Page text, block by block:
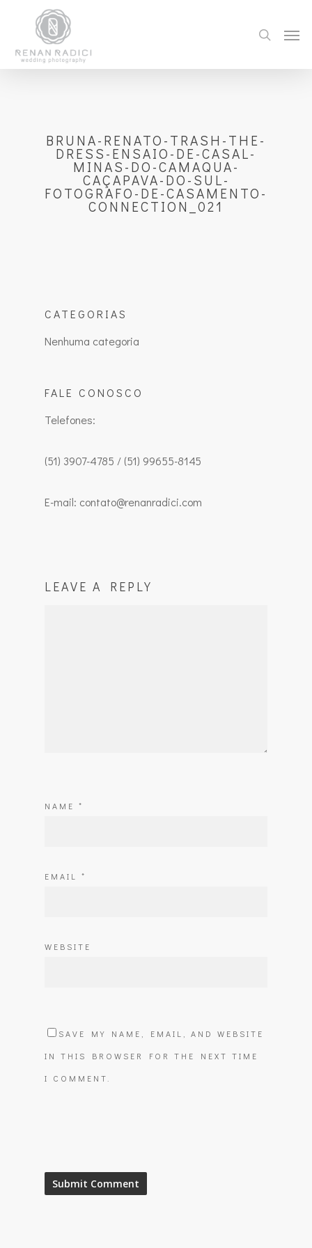
BRUNA-RENATO-TRASH-THE-
DRESS-ENSAIO-DE-CASAL-
MINAS-DO-CAMAQUA-
CAÇAPAVA-DO-SUL-
FOTOGRAFO-DE-CASAMENTO-
CONNECTION_021
CATEGORIAS
Nenhuma categoria
FALE CONOSCO
Telefones:
(51) 3907-4785 / (51) 99655-8145
E-mail: contato@renanradici.com
LEAVE A REPLY
NAME *
EMAIL *
WEBSITE
SAVE MY NAME, EMAIL, AND WEBSITE
IN THIS BROWSER FOR THE NEXT TIME
I COMMENT.